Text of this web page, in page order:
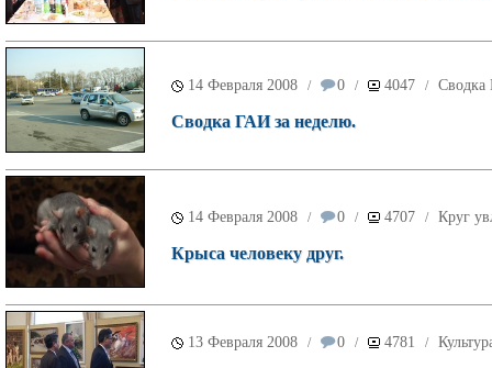
14 Февраля 2008 / 0 / 4047 / Сводка
Сводка ГАИ за неделю.
14 Февраля 2008 / 0 / 4707 / Круг
Крыса человеку друг.
13 Февраля 2008 / 0 / 4781 /